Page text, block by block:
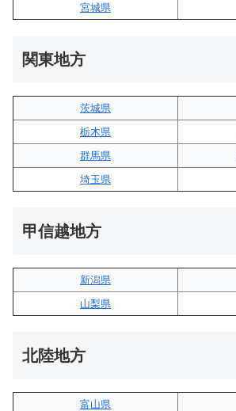
宮城県
関東地方
茨城県
栃木県
群馬県
埼玉県
甲信越地方
新潟県
山梨県
北陸地方
富山県